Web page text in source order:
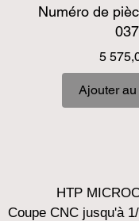
Numéro de
037
5
Ajouter
HTP
Coupe CNC jusqu'à